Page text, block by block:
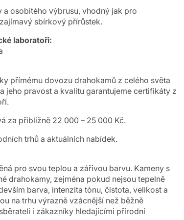
osobitého výbrusu, vhodný jak pro
sbírkový přírůstek.
laboratoři:
přímému dovozu drahokamů z celého světa
jeho pravost a kvalitu garantujeme certifikáty z
za přibližně 22 000 – 25 000 Kč.
trhů a aktuálních nabídek.
pro svou teplou a zářivou barvu. Kameny s
drahokamy, zejména pokud nejsou tepelně
barva, intenzita tónu, čistota, velikost a
na trhu výrazně vzácnější než běžně
i zákazníky hledajícími přírodní